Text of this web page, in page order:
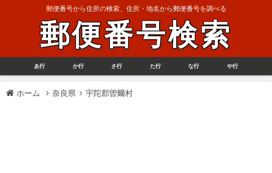
郵便番号から住所の検索、住所・地名から郵便番号を調べる
郵便番号検索
あ行 か行 さ行 た行 な行 や行
ホーム 奈良県 宇陀郡曽爾村